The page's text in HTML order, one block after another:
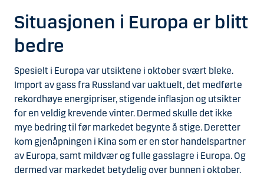
Situasjonen i Europa er blitt
bedre
Spesielt i Europa var utsiktene i oktober svært bleke.
Import av gass fra Russland var uaktuelt, det medførte
rekordhøye energipriser, stigende inflasjon og utsikter
for en veldig krevende vinter. Dermed skulle det ikke
mye bedring til før markedet begynte å stige. Deretter
kom gjenåpningen i Kina som er en stor handelspartner
av Europa, samt mildvær og fulle gasslagre i Europa. Og
dermed var markedet betydelig over bunnen i oktober.